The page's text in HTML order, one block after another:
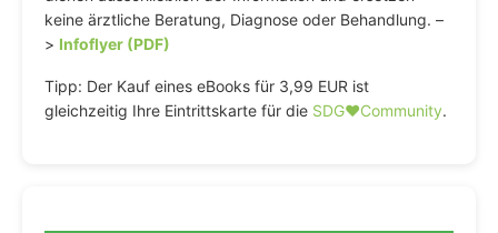
keine ärztliche Beratung, Diagnose oder Behandlung. –
> Infoflyer (PDF)
Tipp: Der Kauf eines eBooks für 3,99 EUR ist
gleichzeitig Ihre Eintrittskarte für die SDG♥️Community.